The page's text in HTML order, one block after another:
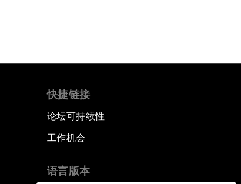
快捷链接
论坛可持续性
工作机会
语言版本